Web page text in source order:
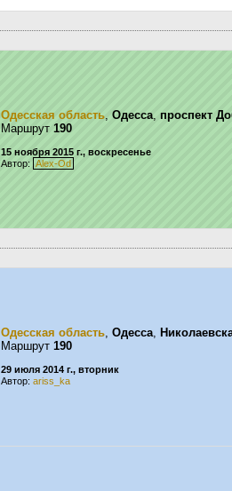
Одесская область, Одесса, проспект
Маршрут 190
15 ноября 2015 г., воскресенье
Автор: Alex-Od
Одесская область, Одесса,
Маршрут 190
29 июля 2014 г., вторник
Автор: ariss_ka